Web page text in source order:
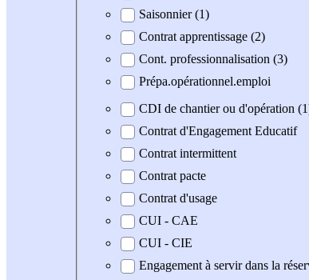
Saisonnier (1)
Contrat apprentissage (2)
Cont. professionnalisation (3)
Prépa.opérationnel.emploi
CDI de chantier ou d'opération
Contrat d'Engagement Educatif
Contrat intermittent
Contrat pacte
Contrat d'usage
CUI - CAE
CUI - CIE
Engagement à servir dans la